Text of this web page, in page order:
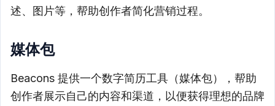
述、图片等，帮助创作者简化营销过程。
媒体包
Beacons 提供一个数字简历工具（媒体包），帮助
创作者展示自己的内容和渠道，以便获得理想的品牌